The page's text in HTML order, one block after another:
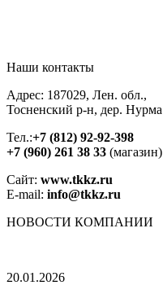
Наши контакты
Адрес: 187029, Лен. обл.,
Тосненский р-н, дер. Нурма
Тел.:+7 (812) 92-92-398
+7 (960) 261 38 33 (магазин)
Сайт: www.tkkz.ru
E-mail: info@tkkz.ru
НОВОСТИ КОМПАНИИ
20.01.2026